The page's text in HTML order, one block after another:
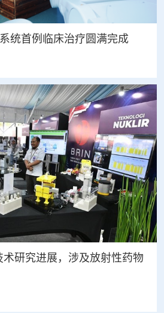
统首例临床治疗圆满完成
研究进展，涉及放射性药物